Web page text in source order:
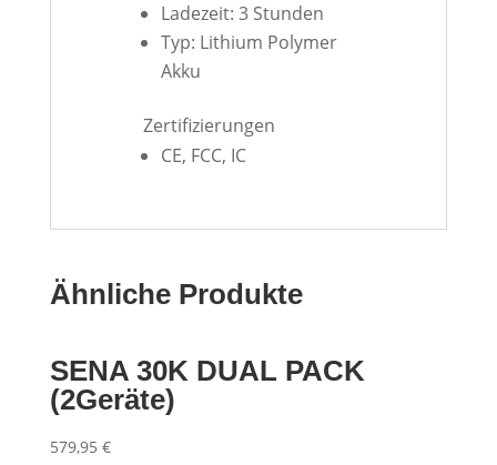
Ladezeit: 3 Stunden
Typ: Lithium Polymer
Akku
Zertifizierungen
CE, FCC, IC
Ähnliche Produkte
SENA 30K DUAL PACK
(2Geräte)
579,95 €